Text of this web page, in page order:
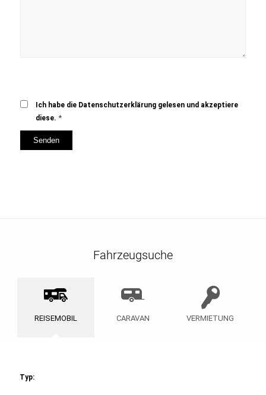
Ich habe die Datenschutzerklärung gelesen und akzeptiere
diese. *
Fahrzeugsuche
REISEMOBIL CARAVAN VERMIETUNG
Typ: